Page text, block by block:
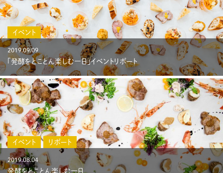
イベント
2019.09.09
「発酵をとことん楽しむ一日」イベントリポート
イベント リポート
2019.08.04
発酵をとことん楽しむ一日